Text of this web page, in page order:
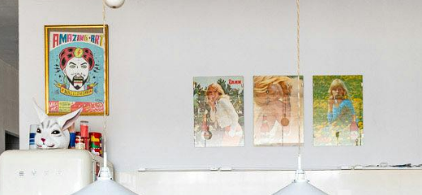
Casas
Pisos
Calles
He leído y acepto la